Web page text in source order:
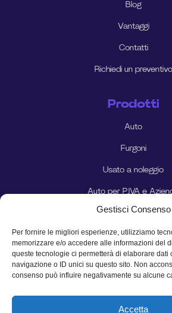
Gestisci Consenso
Per fornire le migliori esperienze, utilizziamo
memorizzare e/o accedere alle informazioni del
queste tecnologie ci permetterà di elaborare dati
navigazione o ID unici su questo sito. Non
consenso può influire negativamente su alcune
Accetta
Blog
Vantaggi
Contatti
Richiedi un preventivo
Prodotti
Auto
Furgoni
Usato a noleggio
Auto per P.IVA e
Auto per Privati
Seguici sui